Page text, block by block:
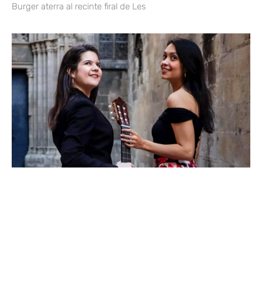
Burger aterra al recinte firal de Les